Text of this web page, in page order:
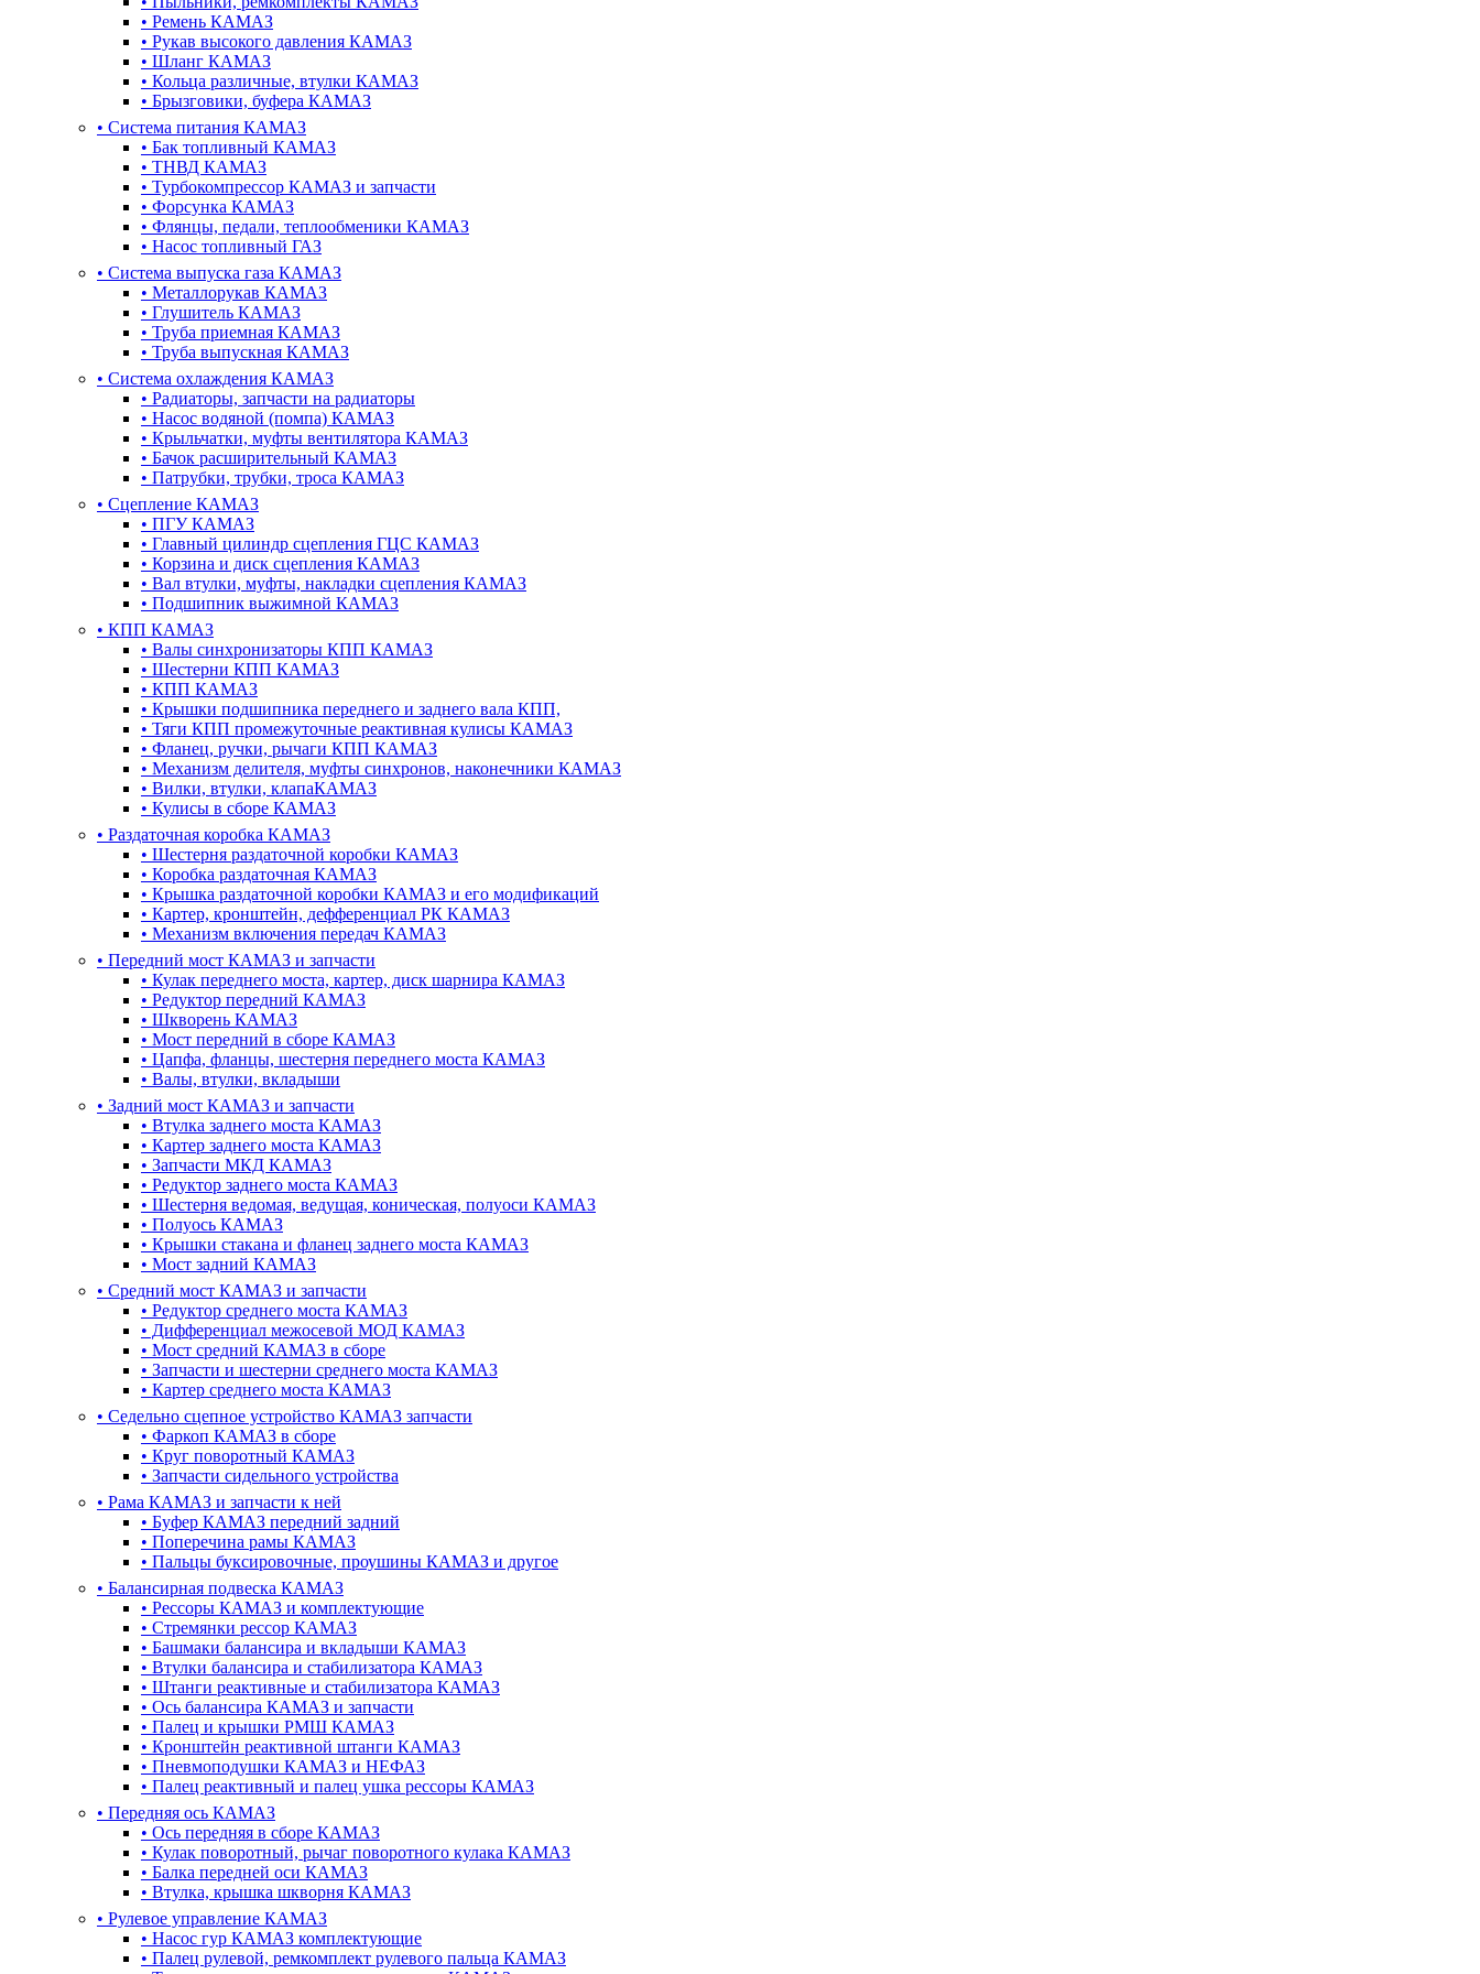
• Ремень КАМАЗ
• Рукав высокого давления КАМАЗ
• Шланг КАМАЗ
• Кольца различные, втулки КАМАЗ
• Брызговики, буфера КАМАЗ
• Система питания КАМАЗ
• Бак топливный КАМАЗ
• ТНВД КАМАЗ
• Турбокомпрессор КАМАЗ и запчасти
• Форсунка КАМАЗ
• Флянцы, педали, теплообменики КАМАЗ
• Насос топливный ГАЗ
• Система выпуска газа КАМАЗ
• Металлорукав КАМАЗ
• Глушитель КАМАЗ
• Труба приемная КАМАЗ
• Труба выпускная КАМАЗ
• Система охлаждения КАМАЗ
• Радиаторы, запчасти на радиаторы
• Насос водяной (помпа) КАМАЗ
• Крыльчатки, муфты вентилятора КАМАЗ
• Бачок расширительный КАМАЗ
• Патрубки, трубки, троса КАМАЗ
• Сцепление КАМАЗ
• ПГУ КАМАЗ
• Главный цилиндр сцепления ГЦС КАМАЗ
• Корзина и диск сцепления КАМАЗ
• Вал втулки, муфты, накладки сцепления КАМАЗ
• Подшипник выжимной КАМАЗ
• КПП КАМАЗ
• Валы синхронизаторы КПП КАМАЗ
• Шестерни КПП КАМАЗ
• КПП КАМАЗ
• Крышки подшипника переднего и заднего вала КПП,
• Тяги КПП промежуточные реактивная кулисы КАМАЗ
• Фланец, ручки, рычаги КПП КАМАЗ
• Механизм делителя, муфты синхронов, наконечники КАМАЗ
• Вилки, втулки, клапаКАМАЗ
• Кулисы в сборе КАМАЗ
• Раздаточная коробка КАМАЗ
• Шестерня раздаточной коробки КАМАЗ
• Коробка раздаточная КАМАЗ
• Крышка раздаточной коробки КАМАЗ и его модификаций
• Картер, кронштейн, дефференциал РК КАМАЗ
• Механизм включения передач КАМАЗ
• Передний мост КАМАЗ и запчасти
• Кулак переднего моста, картер, диск шарнира КАМАЗ
• Редуктор передний КАМАЗ
• Шкворень КАМАЗ
• Мост передний в сборе КАМАЗ
• Цапфа, фланцы, шестерня переднего моста КАМАЗ
• Валы, втулки, вкладыши
• Задний мост КАМАЗ и запчасти
• Втулка заднего моста КАМАЗ
• Картер заднего моста КАМАЗ
• Запчасти МКД КАМАЗ
• Редуктор заднего моста КАМАЗ
• Шестерня ведомая, ведущая, коническая, полуоси КАМАЗ
• Полуось КАМАЗ
• Крышки стакана и фланец заднего моста КАМАЗ
• Мост задний КАМАЗ
• Cредний мост КАМАЗ и запчасти
• Редуктор среднего моста КАМАЗ
• Дифференциал межосевой МОД КАМАЗ
• Мост средний КАМАЗ в сборе
• Запчасти и шестерни среднего моста КАМАЗ
• Картер среднего моста КАМАЗ
• Седельно сцепное устройство КАМАЗ запчасти
• Фаркоп КАМАЗ в сборе
• Круг поворотный КАМАЗ
• Запчасти сидельного устройства
• Рама КАМАЗ и запчасти к ней
• Буфер КАМАЗ передний задний
• Поперечина рамы КАМАЗ
• Пальцы буксировочные, проушины КАМАЗ и другое
• Балансирная подвеска КАМАЗ
• Рессоры КАМАЗ и комплектующие
• Стремянки рессор КАМАЗ
• Башмаки балансира и вкладыши КАМАЗ
• Втулки балансира и стабилизатора КАМАЗ
• Штанги реактивные и стабилизатора КАМАЗ
• Ось балансира КАМАЗ и запчасти
• Палец и крышки РМШ КАМАЗ
• Кронштейн реактивной штанги КАМАЗ
• Пневмоподушки КАМАЗ и НЕФАЗ
• Палец реактивный и палец ушка рессоры КАМАЗ
• Передняя ось КАМАЗ
• Ось передняя в сборе КАМАЗ
• Кулак поворотный, рычаг поворотного кулака КАМАЗ
• Балка передней оси КАМАЗ
• Втулка, крышка шкворня КАМАЗ
• Рулевое управление КАМАЗ
• Насос гур КАМАЗ комплектующие
• Палец рулевой, ремкомплект рулевого пальца КАМАЗ